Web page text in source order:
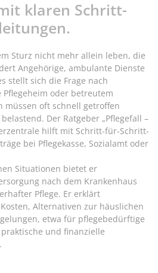
klaren Schritt-
Sturz nicht mehr allein leben, die
Angehörige, ambulante Dienste
stellt sich die Frage nach
Pflegeheim oder betreutem
müssen oft schnell getroffen
Der Ratgeber „Pflegefall –
hilft mit Schritt-für-Schritt-
bei Pflegekasse, Sozialamt oder
Situationen bietet er
nach dem Krankenhaus
Pflege. Er erklärt
Alternativen zur häuslichen
etwa für pflegebedürftige
und finanzielle